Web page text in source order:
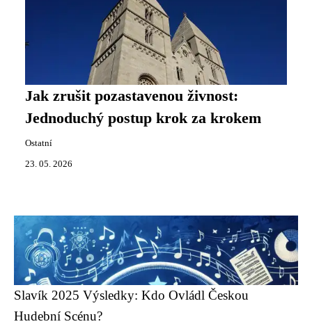
Jak zrušit pozastavenou živnost:
Jednoduchý postup krok za krokem
Ostatní
23. 05. 2026
Slavík 2025 Výsledky: Kdo Ovládl Českou
Hudební Scénu?